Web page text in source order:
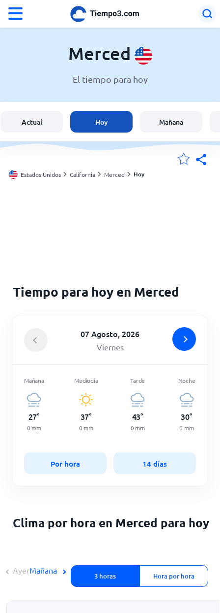
El clima en Merced
España
Argentina
Merced
El tiempo para hoy
Actual Hoy Mañana
Estados Unidos California Merced Hoy
Tiempo para hoy en Merced
07 Agosto, 2026
Viernes
Mañana
27°
0 mm
Mediodía
37°
0 mm
Tarde
43°
0 mm
Noche
30°
0 mm
Por hora 14 días
Clima por hora en Merced para hoy
Ayer
3 horas Hora por hora
Mañana